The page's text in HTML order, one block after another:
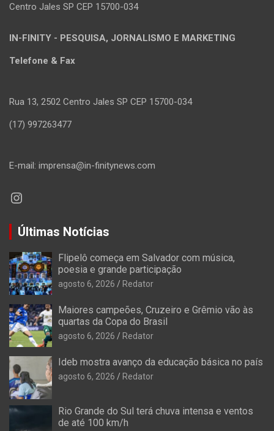
Centro Jales SP CEP 15700-034
IN-FINITY - PESQUISA, JORNALISMO E MARKETING
Telefone & Fax
Rua 13, 2502 Centro Jales SP CEP 15700-034
(17) 997263477
E-mail: imprensa@in-finitynews.com
Instagram
Últimas Notícias
Flipelô começa em Salvador com música,
poesia e grande participação
agosto 6, 2026 Redator
Maiores campeões, Cruzeiro e Grêmio vão às
quartas da Copa do Brasil
agosto 6, 2026 Redator
Ideb mostra avanço da educação básica no país
agosto 6, 2026 Redator
Rio Grande do Sul terá chuva intensa e ventos
de até 100 km/h